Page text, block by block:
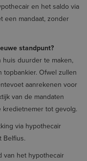
en het saldo via
een mandaat, zonder
standpunt?
duurder te maken,
Ofwel zullen
aanrekenen voor
van de mandaten
tot gevolg.
via hypothecair
Belfius.
van het hypothecair